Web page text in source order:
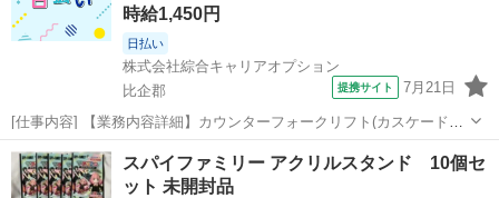
時給1,450円
日払い
株式会社綜合キャリアオプション
比企郡
提携サイト 7月21日
[仕事内容] 【業務内容詳細】カウンターフォークリフト(カスケード仕
様)を使用した飲料水入出荷積載作業、 その他付随業務を行っていただ
きます。 【取扱製品情報】飲料品 。＋お仕事探しはコンシェルスタッ
フにおまかせ＋。 あ...
埼玉 比企郡 工場
スパイファミリー アクリルスタンド 10個セ
ット 未開封品